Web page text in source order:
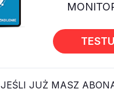
JEŚLI JUŻ MASZ